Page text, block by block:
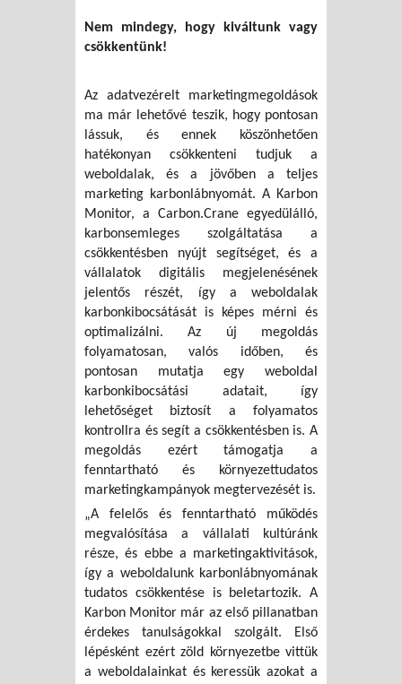
Nem mindegy, hogy kiváltunk vagy
csökkentünk!
Az adatvezérelt marketingmegoldások
ma már lehetővé teszik, hogy pontosan
lássuk, és ennek köszönhetően
hatékonyan csökkenteni tudjuk a
weboldalak, és a jövőben a teljes
marketing karbonlábnyomát. A Karbon
Monitor, a Carbon.Crane egyedülálló,
karbonsemleges szolgáltatása a
csökkentésben nyújt segítséget, és a
vállalatok digitális megjelenésének
jelentős részét, így a weboldalak
karbonkibocsátását is képes mérni és
optimalizálni. Az új megoldás
folyamatosan, valós időben, és
pontosan mutatja egy weboldal
karbonkibocsátási adatait, így
lehetőséget biztosít a folyamatos
kontrollra és segít a csökkentésben is. A
megoldás ezért támogatja a
fenntartható és környezettudatos
marketingkampányok megtervezését is.
„A felelős és fenntartható működés
megvalósítása a vállalati kultúránk
része, és ebbe a marketingaktivitások,
így a weboldalunk karbonlábnyomának
tudatos csökkentése is beletartozik. A
Karbon Monitor már az első pillanatban
érdekes tanulságokkal szolgált. Első
lépésként ezért zöld környezetbe vittük
a weboldalainkat és keressük azokat a